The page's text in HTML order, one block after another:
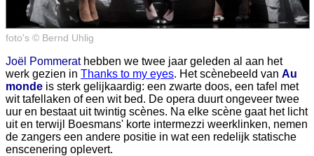
foto's © Bernd Uhlig
Joël Pommerathebben we twee jaar geleden al aan het
werk gezien in Thanks to my eyes. Het scènebeeld van Au
monde is sterk gelijkaardig: een zwarte doos, een tafel met
wit tafellaken of een wit bed. De opera duurt ongeveer twee
uur en bestaat uit twintig scènes. Na elke scène gaat het licht
uit en terwijl Boesmans' korte intermezzi weerklinken, nemen
de zangers een andere positie in wat een redelijk statische
enscenering oplevert.